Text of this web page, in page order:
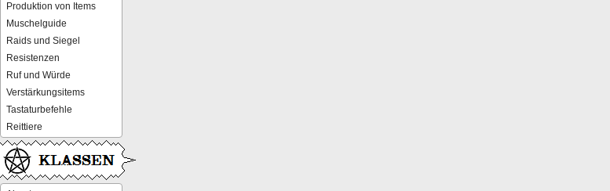
Produktion von Items
Muschelguide
Raids und Siegel
Resistenzen
Ruf und Würde
Verstärkungsitems
Tastaturbefehle
Reittiere